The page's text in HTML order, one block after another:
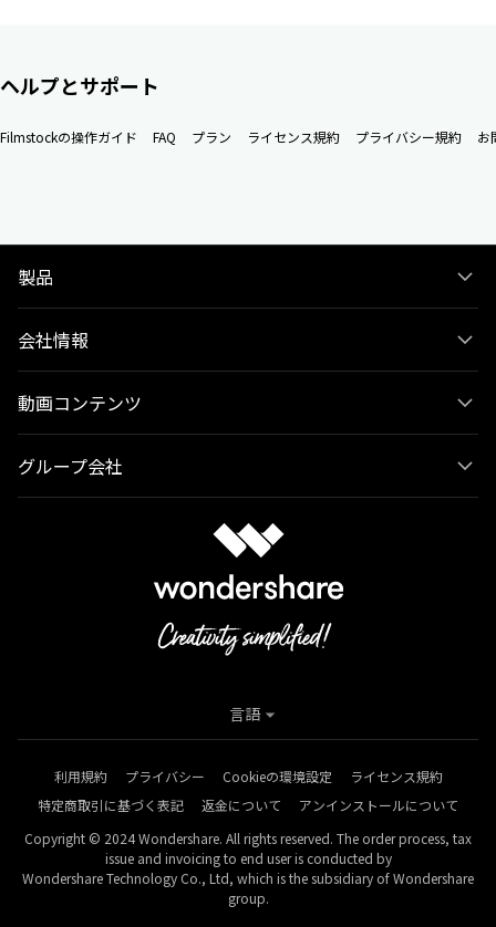
ヘルプとサポート
Filmstockの操作ガイド FAQ プラン ライセンス規約 プライバシー規約 お
製品
会社情報
動画コンテンツ
グループ会社
利用規約 プライバシー Cookieの環境設定
ライセンス規約
特定商取引に基づく表記
返金について
アンインストールについて
Copyright © 2024 Wondershare. All rights reserved. The order process, tax
issue and invoicing to end user is conducted by
Wondershare Technology Co., Ltd, which is the subsidiary of Wondershare
group.
言語